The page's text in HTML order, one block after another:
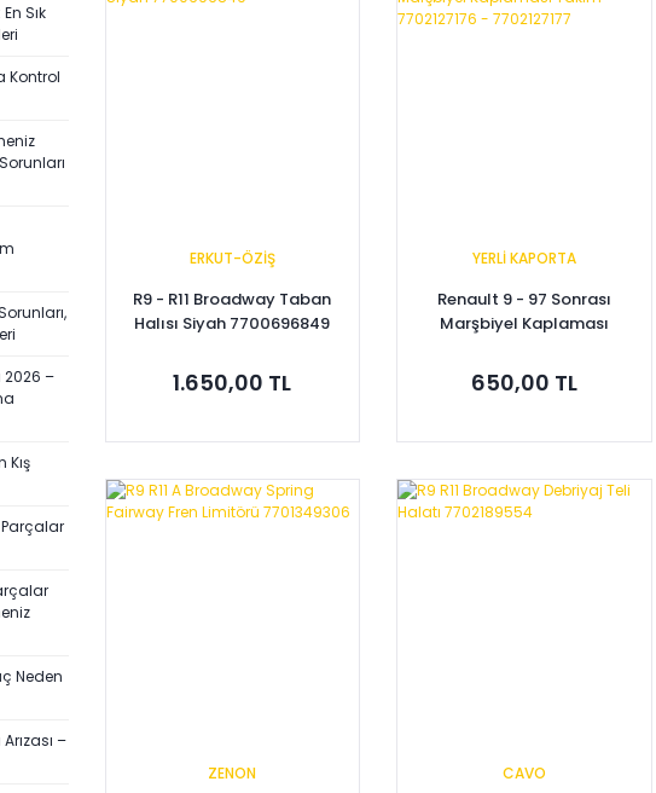
Sık
Kontrol
2026 –
Kış
Parçalar
Neden
–
ERKUT-ÖZİŞ
R9 - R11 Broadway Taban
Halısı Siyah 7700696849
1.650,00 TL
Sepete Ekle
YERLİ KAPORTA
Renault 9 - 97 Sonrası
Marşbiyel Kaplaması
7702127177
650,00 TL
Sepete Ekle
ZENON CAVO